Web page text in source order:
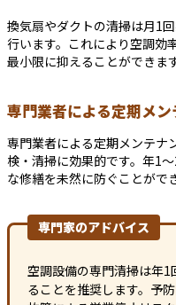
換気扇やダクトの清掃は月1
行います。これにより空調効
最小限に抑えることができます
専門業者による定期メ
専門業者による定期メンテナ
検・清掃に効果的です。年1
な修繕を未然に防ぐことがで
専門家のアドバイス
空調設備の専門清掃は年
ることを推奨します。予